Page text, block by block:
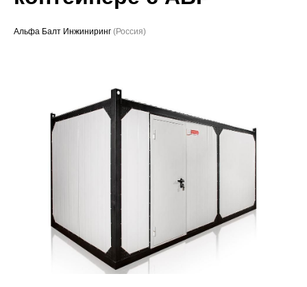
Альфа Балт Инжиниринг (Россия)